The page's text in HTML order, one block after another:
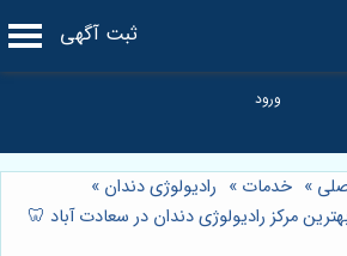
ثبت آگهی
» خدمات » رادیولوژی دندان »
مرکز رادیولوژی دندان در سعادت آباد 🦷